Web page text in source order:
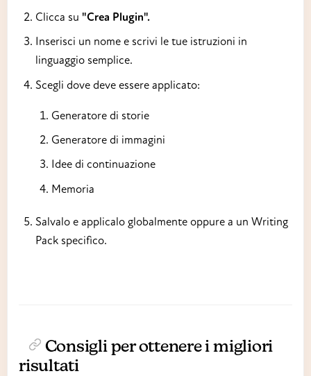
Clicca su "Crea Plugin".
Inserisci un nome e scrivi le tue istruzioni in
linguaggio semplice.
Scegli dove deve essere applicato:
Generatore di storie
Generatore di immagini
Idee di continuazione
Memoria
Salvalo e applicalo globalmente oppure a un Writing
Pack specifico.
Consigli per ottenere i migliori
risultati